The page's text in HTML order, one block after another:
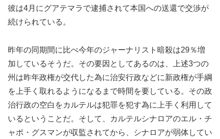
彼は4月にグアテマラで逮捕されて本国への送還で交渉が
続けられている。
昨年の同期間に比べ今年のジャーナリスト暗殺は29％増
加しているそうだ。その要因としてあるのは、上述3つの
州は昨年政権が交代した為に治安行政などに新政権が手綱
を上手く取れるようになるまで時間を要している。その政
治行政の空白をカルテルは犯罪を犯す為に上手く利用して
いるということだ。そして、カルテルシナロアのエル・チ
ャポ・グスマンが収監されてから、シナロアが弱体してい